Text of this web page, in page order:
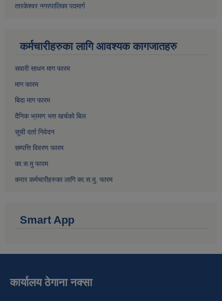
तारकेश्वर नगरपालिका पदमार्ग
कर्मचारीहरुका लागि आवश्यक कागजातहरु
सवारी साधन माग फारम
माग फारम
बिदा माग फारम
दैनिक भ्रमण भत्त खर्चको बिल
सूची दर्ता निवेदन
सम्पत्ति विवरण फारम
का.स.मु फारम
करार कर्मचारीहरुका लागि का.स.मु. फारम
Smart App
कार्यालय ठेगाना नक्सा